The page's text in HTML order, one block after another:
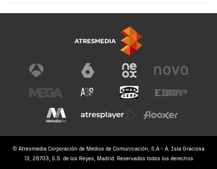
© Atresmedia Corporación de Medios de Comunicación, S.A - A. Isla Graciosa
13, 28703, S.S. de los Reyes, Madrid. Reservados todos los derechos